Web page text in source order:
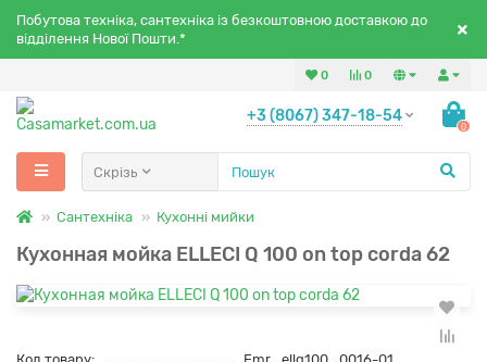
Побутова техніка, сантехніка із безкоштовною доставкою до
відділення Нової Пошти.*
0
0
+3 (8067) 347-18-54
0
Скрізь
Сантехніка Кухонні мийки
Кухонная мойка ELLECI Q 100 on top corda 62